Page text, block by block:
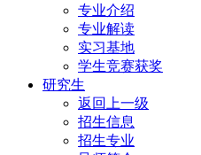
专业介绍
专业解读
实习基地
学生竞赛获奖
研究生
返回上一级
招生信息
招生专业